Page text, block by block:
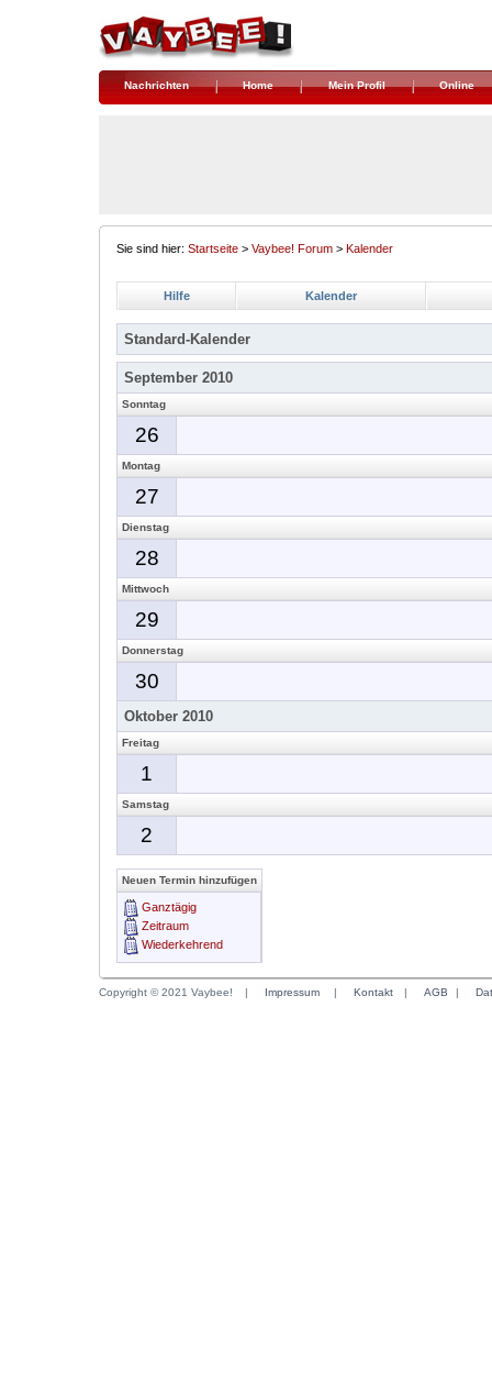
Nachrichten Home Mein Profil Online
Sie sind hier: Startseite > Vaybee! Forum > Kalender
Hilfe Kalender
Standard-Kalender
September 2010
Sonntag
26
Montag
27
Dienstag
28
Mittwoch
29
Donnerstag
30
Oktober 2010
Freitag
1
Samstag
2
Neuen Termin hinzufügen
Ganztägig
Zeitraum
Wiederkehrend
Copyright © 2021 Vaybee! | Impressum | Kontakt | AGB |